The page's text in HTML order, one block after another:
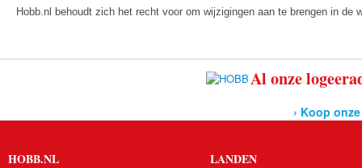
Hobb.nl behoudt zich het recht voor om wijzigingen aan te brengen in de
Al onze
› Koop
HOBB.NL LANDEN